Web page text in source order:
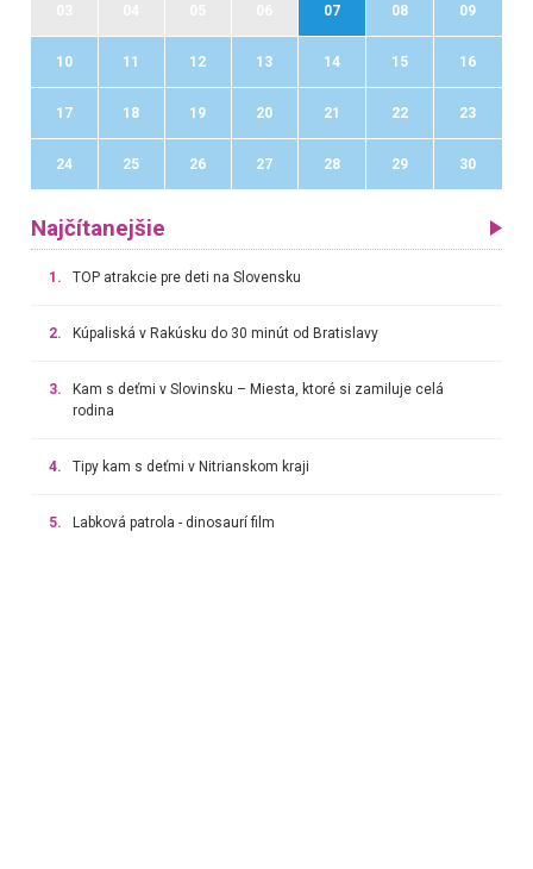
07 08 09
10 11 12 13 14 15 16
17 18 19 20 21 22 23
24 25 26 27 28 29 30
Najčítanejšie
1. TOP atrakcie pre deti na Slovensku
2. Kúpaliská v Rakúsku do 30 minút od Bratislavy
3.
Kam s deťmi v Slovinsku – Miesta, ktoré si zamiluje celá
rodina
4. Tipy kam s deťmi v Nitrianskom kraji
5. Labková patrola - dinosaurí film